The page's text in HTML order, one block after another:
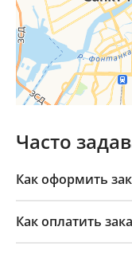
Часто
Как оформить
Как оплатить